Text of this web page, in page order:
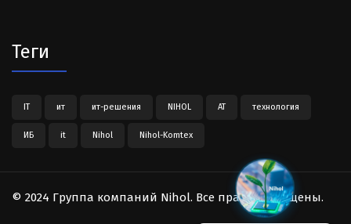
Теги
IT ит ит-решения NIHOL АТ технология
ИБ it Nihol Nihol-Komtex
© 2024 Группа компаний Nihol. Все права защищены.